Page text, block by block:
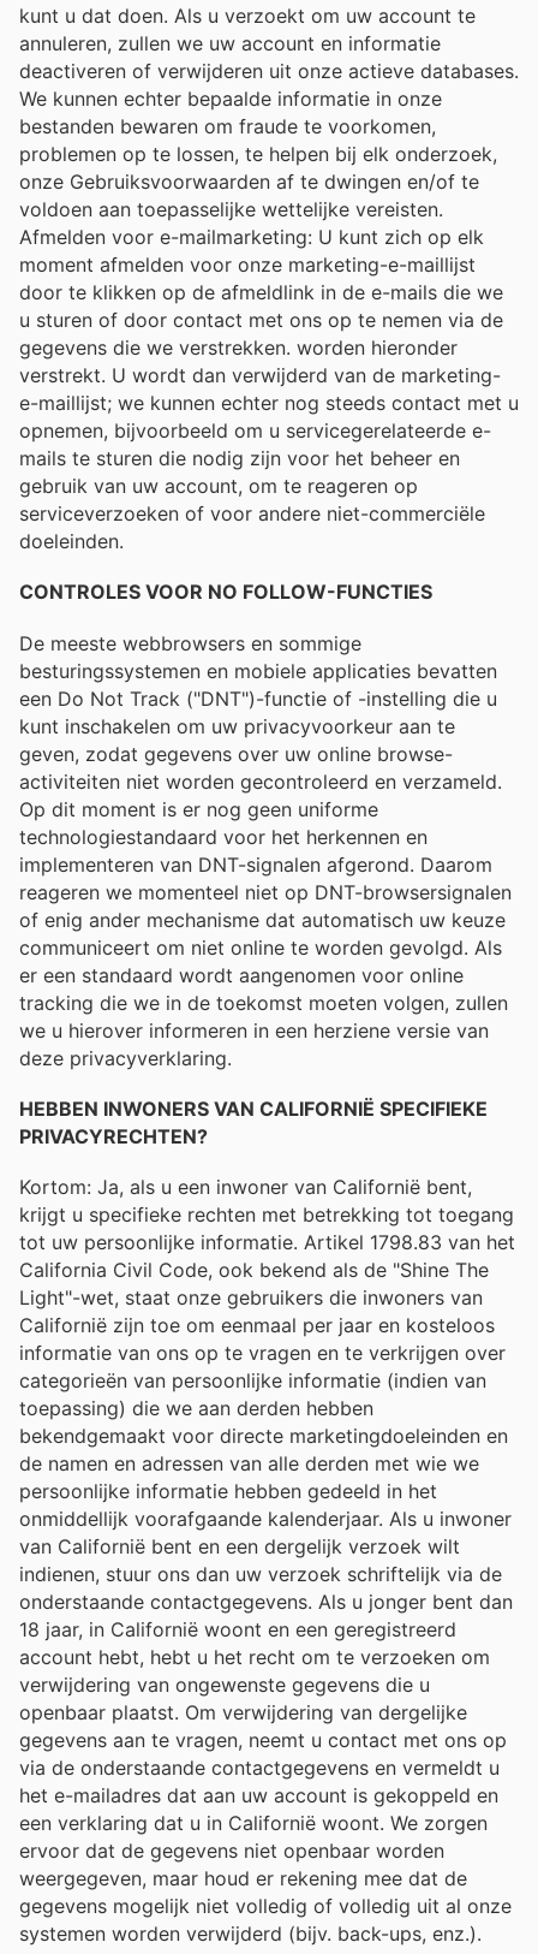
kunt u dat doen. Als u verzoekt om uw account te
annuleren, zullen we uw account en informatie
deactiveren of verwijderen uit onze actieve databases.
We kunnen echter bepaalde informatie in onze
bestanden bewaren om fraude te voorkomen,
problemen op te lossen, te helpen bij elk onderzoek,
onze Gebruiksvoorwaarden af ​​te dwingen en/of te
voldoen aan toepasselijke wettelijke vereisten.
Afmelden voor e-mailmarketing: U kunt zich op elk
moment afmelden voor onze marketing-e-maillijst
door te klikken op de afmeldlink in de e-mails die we
u sturen of door contact met ons op te nemen via de
gegevens die we verstrekken. worden hieronder
verstrekt. U wordt dan verwijderd van de marketing-
e-maillijst; we kunnen echter nog steeds contact met u
opnemen, bijvoorbeeld om u servicegerelateerde e-
mails te sturen die nodig zijn voor het beheer en
gebruik van uw account, om te reageren op
serviceverzoeken of voor andere niet-commerciële
doeleinden.
CONTROLES VOOR NO FOLLOW-FUNCTIES
De meeste webbrowsers en sommige
besturingssystemen en mobiele applicaties bevatten
een Do Not Track ("DNT")-functie of -instelling die u
kunt inschakelen om uw privacyvoorkeur aan te
geven, zodat gegevens over uw online browse-
activiteiten niet worden gecontroleerd en verzameld.
Op dit moment is er nog geen uniforme
technologiestandaard voor het herkennen en
implementeren van DNT-signalen afgerond. Daarom
reageren we momenteel niet op DNT-browsersignalen
of enig ander mechanisme dat automatisch uw keuze
communiceert om niet online te worden gevolgd. Als
er een standaard wordt aangenomen voor online
tracking die we in de toekomst moeten volgen, zullen
we u hierover informeren in een herziene versie van
deze privacyverklaring.
HEBBEN INWONERS VAN CALIFORNIË SPECIFIEKE
PRIVACYRECHTEN?
Kortom: Ja, als u een inwoner van Californië bent,
krijgt u specifieke rechten met betrekking tot toegang
tot uw persoonlijke informatie. Artikel 1798.83 van het
California Civil Code, ook bekend als de "Shine The
Light"-wet, staat onze gebruikers die inwoners van
Californië zijn toe om eenmaal per jaar en kosteloos
informatie van ons op te vragen en te verkrijgen over
categorieën van persoonlijke informatie (indien van
toepassing) die we aan derden hebben
bekendgemaakt voor directe marketingdoeleinden en
de namen en adressen van alle derden met wie we
persoonlijke informatie hebben gedeeld in het
onmiddellijk voorafgaande kalenderjaar. Als u inwoner
van Californië bent en een dergelijk verzoek wilt
indienen, stuur ons dan uw verzoek schriftelijk via de
onderstaande contactgegevens. Als u jonger bent dan
18 jaar, in Californië woont en een geregistreerd
account hebt, hebt u het recht om te verzoeken om
verwijdering van ongewenste gegevens die u
openbaar plaatst. Om verwijdering van dergelijke
gegevens aan te vragen, neemt u contact met ons op
via de onderstaande contactgegevens en vermeldt u
het e-mailadres dat aan uw account is gekoppeld en
een verklaring dat u in Californië woont. We zorgen
ervoor dat de gegevens niet openbaar worden
weergegeven, maar houd er rekening mee dat de
gegevens mogelijk niet volledig of volledig uit al onze
systemen worden verwijderd (bijv. back-ups, enz.).